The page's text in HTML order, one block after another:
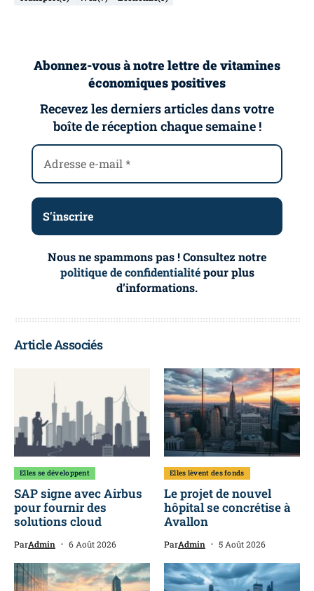
Abonnez-vous à notre lettre de vitamines
économiques positives
Recevez les derniers articles dans votre
boîte de réception chaque semaine !
Nous ne spammons pas ! Consultez notre
politique de confidentialitépour plus
d’informations.
Article Associés
Elles se développent
SAP signe avec Airbus
pour fournir des
solutions cloud
ParAdmin 6 Août 2026
Elles lèvent des fonds
Le projet de nouvel
hôpital se concrétise à
Avallon
ParAdmin 5 Août 2026